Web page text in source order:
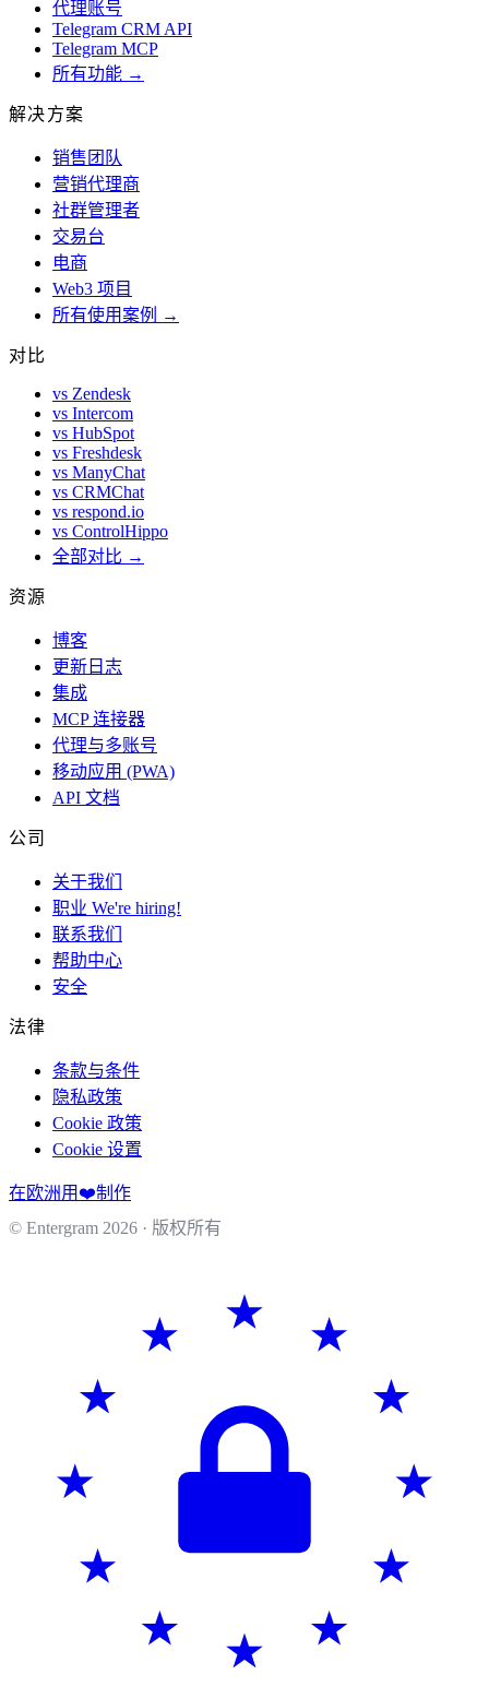
代理账号
Telegram CRM API
Telegram MCP
所有功能 →
解决方案
销售团队
营销代理商
社群管理者
交易台
电商
Web3 项目
所有使用案例 →
对比
vs Zendesk
vs Intercom
vs HubSpot
vs Freshdesk
vs ManyChat
vs CRMChat
vs respond.io
vs ControlHippo
全部对比 →
资源
博客
更新日志
集成
MCP 连接器
代理与多账号
移动应用 (PWA)
API 文档
公司
关于我们
职业 We're hiring!
联系我们
帮助中心
安全
法律
条款与条件
隐私政策
Cookie 政策
Cookie 设置
在欧洲用❤️制作
© Entergram 2026 · 版权所有